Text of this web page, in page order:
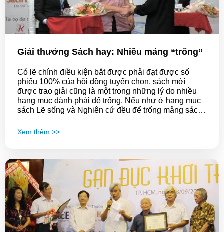
Giải thưởng Sách hay: Nhiều mảng “trống”
Có lẽ chính điều kiện bắt được phải đạt được số
phiếu 100% của hội đồng tuyển chọn, sách mới
được trao giải cũng là một trong những lý do nhiều
hạng mục đành phải để trống. Nếu như ở hạng mục
sách Lẽ sống và Nghiên cứ đều để trống mảng sách
được trao giải.
Xem thêm >>